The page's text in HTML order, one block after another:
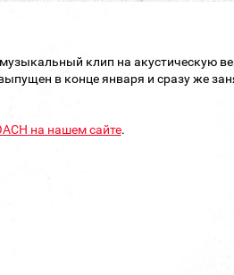
клип на акустическую
в конце января и сразу же
на нашем сайте.